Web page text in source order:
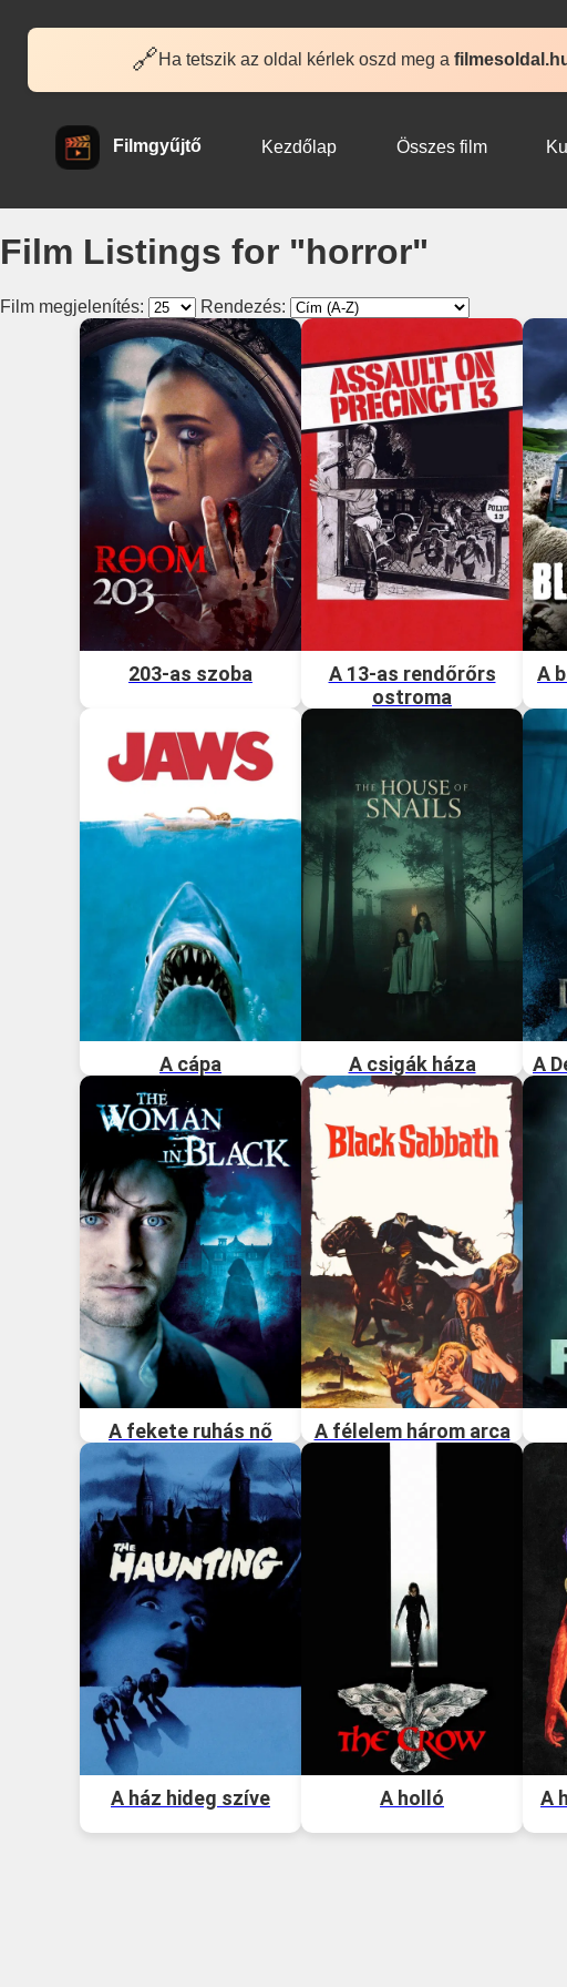
🔗Ha tetszik az oldal kérlek oszd meg a
Filmgyűjtő Kezdőlap Összes film
Film Listings for "horror"
Film megjelenítés: Rendezés:
203-as szoba
A 13-as rendőrőrs
ostroma
A
A cápa A csigák háza A
A fekete ruhás nő A félelem három arca
A ház hideg szíve A holló
A